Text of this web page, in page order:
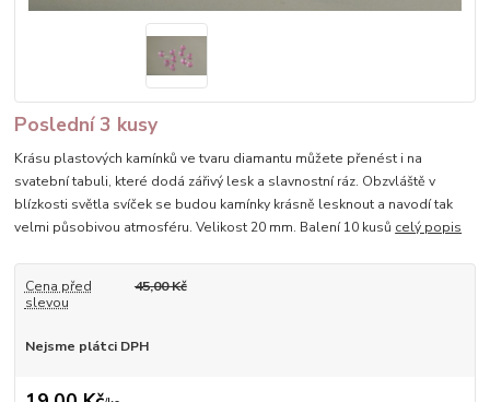
Poslední 3 kusy
Krásu plastových kamínků ve tvaru diamantu můžete přenést i na
svatební tabuli, které dodá zářivý lesk a slavnostní ráz. Obzvláště v
blízkosti světla svíček se budou kamínky krásně lesknout a navodí tak
velmi působivou atmosféru. Velikost 20 mm. Balení 10 kusů celý popis
Cena před
slevou
45,00 Kč
Nejsme plátci DPH